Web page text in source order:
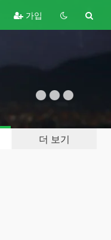
가입
더 보기